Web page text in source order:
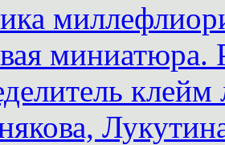
миниатюра.